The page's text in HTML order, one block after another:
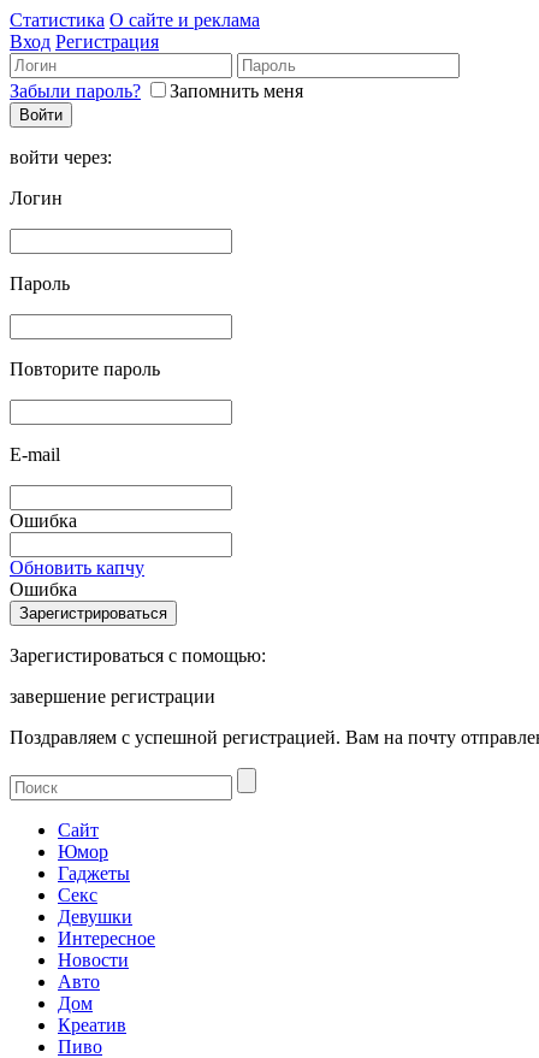
Статистика О сайте и реклама
Вход Регистрация
Забыли пароль? Запомнить меня
войти через:
Логин
Пароль
Повторите пароль
E-mail
Ошибка
Обновить капчу
Ошибка
Зарегистироваться с помощью:
завершение регистрации
Поздравляем с успешной регистрацией. Вам на почту
Сайт
Юмор
Гаджеты
Секс
Девушки
Интересное
Новости
Авто
Дом
Креатив
Пиво